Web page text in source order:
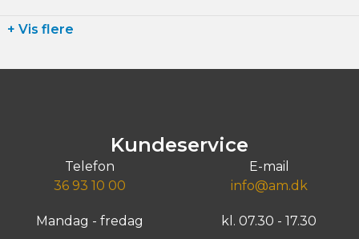
+ Vis flere
Kundeservice
Telefon
36 93 10 00
E-mail
info@am.dk
Mandag - fredag kl. 07.30 - 17.30